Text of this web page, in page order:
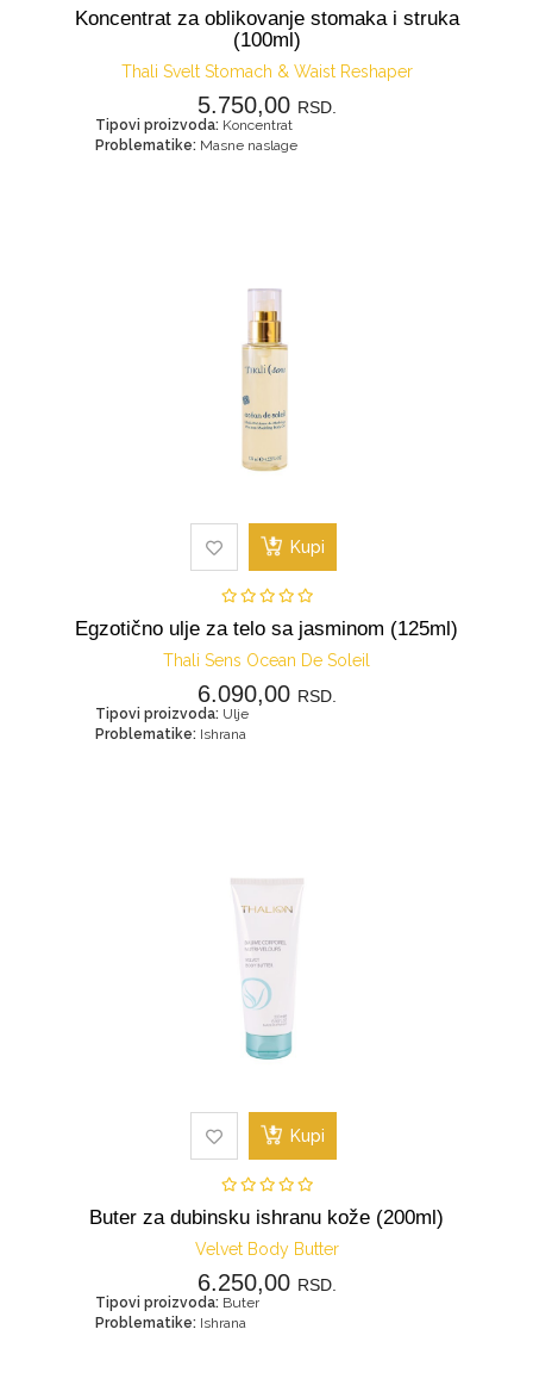
Koncentrat za oblikovanje stomaka i struka
(100ml)
Thali Svelt Stomach & Waist Reshaper
5.750,00 RSD.
Tipovi proizvoda: Koncentrat
Problematike: Masne naslage
Kupi
Egzotično ulje za telo sa jasminom (125ml)
Thali Sens Ocean De Soleil
6.090,00 RSD.
Tipovi proizvoda: Ulje
Problematike: Ishrana
Kupi
Buter za dubinsku ishranu kože (200ml)
Velvet Body Butter
6.250,00 RSD.
Tipovi proizvoda: Buter
Problematike: Ishrana